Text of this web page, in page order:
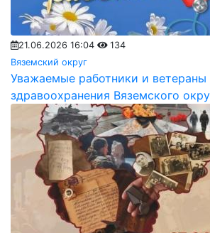
21.06.2026 16:04
134
Вяземский округ
Уважаемые работники и ветераны
здравоохранения Вяземского